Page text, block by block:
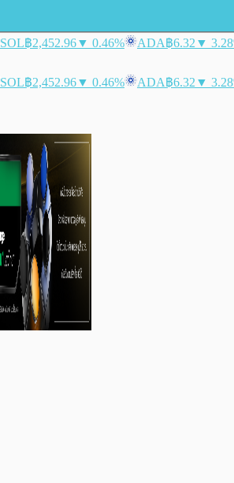
SOL฿2,452.96▼ 0.46% ADA฿6.32 ▼
SOL฿2,452.96▼ 0.46% ADA฿6.32 ▼